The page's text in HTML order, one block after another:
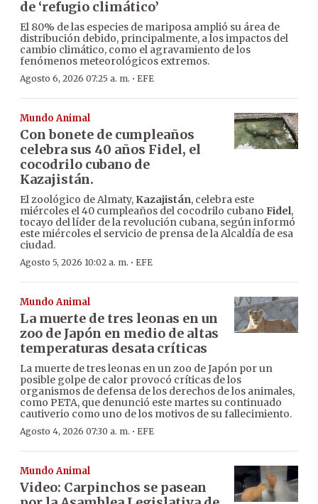
de ‘refugio climático’
El 80% de las especies de mariposa amplió su área de
distribución debido, principalmente, a los impactos del
cambio climático, como el agravamiento de los
fenómenos meteorológicos extremos.
Agosto 6, 2026 07:25 a. m. · EFE
Mundo Animal
Con bonete de cumpleaños
celebra sus 40 años Fidel, el
cocodrilo cubano de
Kazajistán.
El zoológico de Almaty, Kazajistán, celebra este
miércoles el 40 cumpleaños del cocodrilo cubano Fidel,
tocayo del líder de la revolución cubana, según informó
este miércoles el servicio de prensa de la Alcaldía de esa
ciudad.
Agosto 5, 2026 10:02 a. m. · EFE
Mundo Animal
La muerte de tres leonas en un
zoo de Japón en medio de altas
temperaturas desata críticas
La muerte de tres leonas en un zoo de Japón por un
posible golpe de calor provocó críticas de los
organismos de defensa de los derechos de los animales,
como PETA, que denunció este martes su continuado
cautiverio como uno de los motivos de su fallecimiento.
Agosto 4, 2026 07:30 a. m. · EFE
Mundo Animal
Video: Carpinchos se pasean